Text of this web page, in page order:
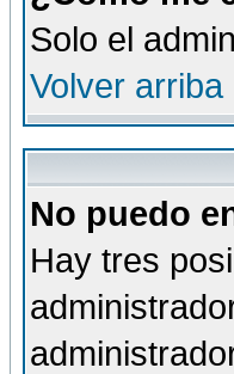
Solo el
Volver arriba
No puedo
Hay tres